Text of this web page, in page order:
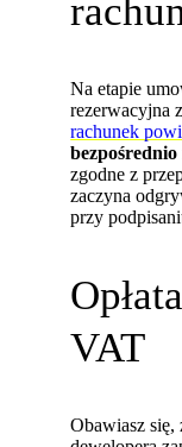
Na etapie
rezerwacyjna
rachunek
zgodne z
zaczyna
przy
VAT
Obawiasz się,